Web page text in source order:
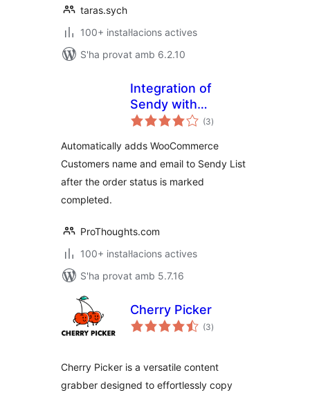
taras.sych
100+ instal·lacions actives
S'ha provat amb 6.2.10
Integration of
Sendy with
WooCommerce
(3puntuacions
totals
)
Automatically adds WooCommerce
Customers name and email to Sendy List
after the order status is marked
completed.
ProThoughts.com
100+ instal·lacions actives
S'ha provat amb 5.7.16
Cherry Picker
(3puntuacions
totals
)
Cherry Picker is a versatile content
grabber designed to effortlessly copy